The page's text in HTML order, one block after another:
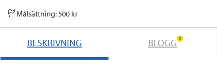
Målsättning: 500 kr
BESKRIVNING BLOGG 0